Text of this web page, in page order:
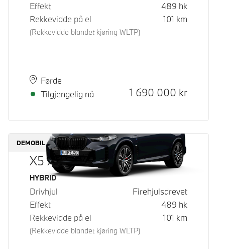
Effekt
489 hk
Rekkevidde på el
(Rekkevidde blandet kjøring WLTP)
101 km
PlassFørde
Leveringstid
Tilgjengelig nå
Kontantpris
1 690 000 kr
DEMOBIL
X5 xDrive50e
Drivstoff
HYBRID
Drivhjul
Firehjulsdrevet
Effekt
489 hk
Rekkevidde på el
(Rekkevidde blandet kjøring WLTP)
101 km